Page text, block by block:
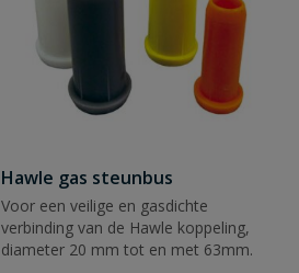
Hawle gas steunbus
Voor een veilige en gasdichte
verbinding van de Hawle koppeling,
diameter 20 mm tot en met 63mm.